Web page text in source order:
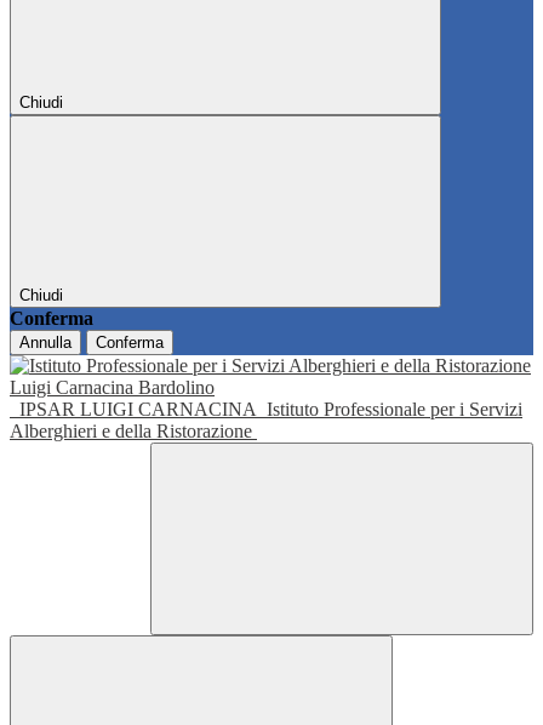
Chiudi
Chiudi
Conferma
Annulla Conferma
IPSAR LUIGI CARNACINA Istituto Professionale per i Servizi
Alberghieri e della Ristorazione